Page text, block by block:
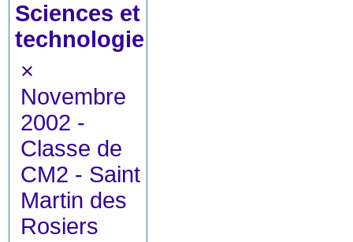
Sciences et
technologie
×
Novembre
2002 -
Classe de
CM2 - Saint
Martin des
Rosiers